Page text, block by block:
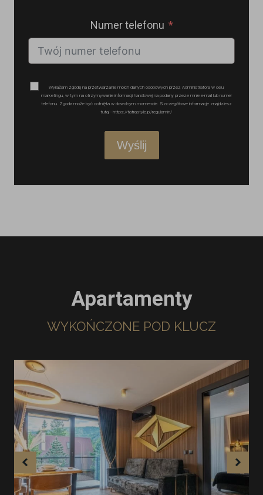
Numer telefonu
Wyrażam zgodę na przetwarzanie moich danych osobowych przez Administratora w celu
marketingu, w tym na otrzymywanie informacji handlowej na podany przeze mnie e-mail lub numer
telefonu. Zgoda może być cofnięta w dowolnym momencie. Szczegółowe informacje znajdziesz
tutaj - https://tatrastyle.pl/regulamin/
Wyślij
Apartamenty
WYKOŃCZONE POD KLUCZ